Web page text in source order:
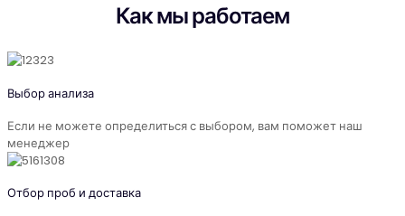
Как мы работаем
Выбор анализа
Если не можете определиться с выбором, вам поможет наш
менеджер
Отбор проб и доставка